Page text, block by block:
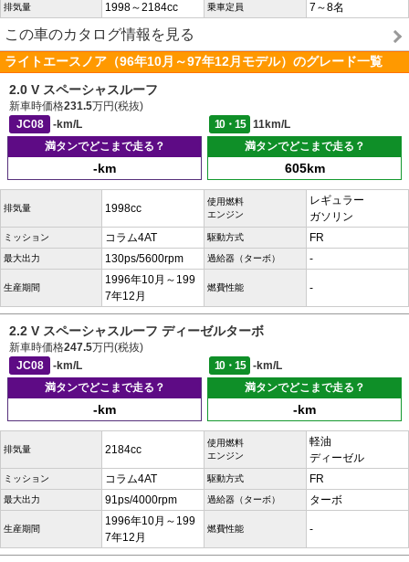
排気量 1998～2184cc 乗車定員 7～8名
この車のカタログ情報を見る
ライトエースノア（96年10月～97年12月モデル）のグレード一覧
2.0 V スペーシャスルーフ
新車時価格231.5万円(税抜)
JC08
-km/L 10・15
11km/L
満タンでどこまで走る？
-km
満タンでどこまで走る？
605km
排気量 1998cc
使用燃料
エンジン
レギュラー
ガソリン
ミッション コラム4AT 駆動方式 FR
最大出力 130ps/5600rpm 過給器（ターボ） -
生産期間
1996年10月～199
7年12月
燃費性能 -
2.2 V スペーシャスルーフ ディーゼルターボ
新車時価格247.5万円(税抜)
JC08
-km/L 10・15
-km/L
満タンでどこまで走る？
-km
満タンでどこまで走る？
-km
排気量 2184cc
使用燃料
エンジン
軽油
ディーゼル
ミッション コラム4AT 駆動方式 FR
最大出力 91ps/4000rpm 過給器（ターボ） ターボ
生産期間
1996年10月～199
7年12月
燃費性能 -